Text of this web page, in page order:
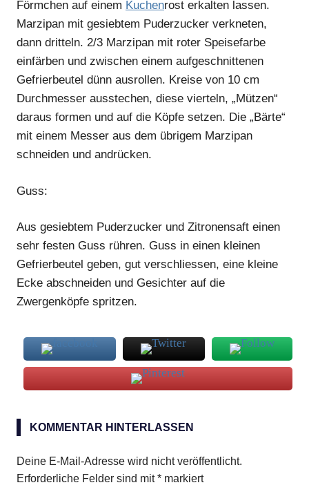
Förmchen auf einem Kuchenrost erkalten lassen.
Marzipan mit gesiebtem Puderzucker verkneten,
dann dritteln. 2/3 Marzipan mit roter Speisefarbe
einfärben und zwischen einem aufgeschnittenen
Gefrierbeutel dünn ausrollen. Kreise von 10 cm
Durchmesser ausstechen, diese vierteln, „Mützen“
daraus formen und auf die Köpfe setzen. Die „Bärte“
mit einem Messer aus dem übrigem Marzipan
schneiden und andrücken.
Guss:
Aus gesiebtem Puderzucker und Zitronensaft einen
sehr festen Guss rühren. Guss in einen kleinen
Gefrierbeutel geben, gut verschliessen, eine kleine
Ecke abschneiden und Gesichter auf die
Zwergenköpfe spritzen.
Zwerge
KOMMENTAR HINTERLASSEN
Deine E-Mail-Adresse wird nicht veröffentlicht.
Erforderliche Felder sind mit* markiert